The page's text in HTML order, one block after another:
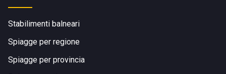
Stabilimenti balneari
Spiagge per regione
Spiagge per provincia